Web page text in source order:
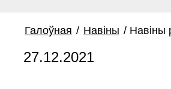
Галоўная / Навiны / Навiны
27.12.2021